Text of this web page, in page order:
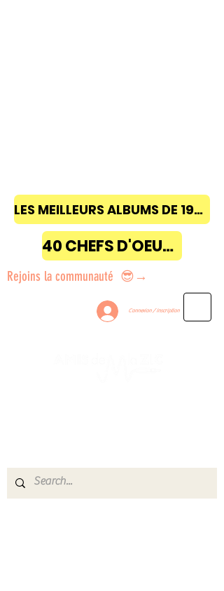
LES MEILLEURS ALBUMS DE 1968 à 2018
40 CHEFS D'OEUVRE
Rejoins la communauté 😎→
Connexion / Inscription